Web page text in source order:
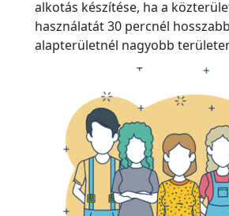
alkotás készítése, ha a
használatát 30 percnél
alapterületnél nagyobb